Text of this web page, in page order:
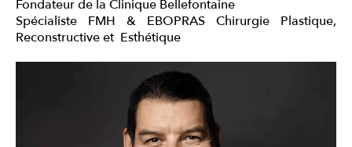
Fondateur de la Clinique Bellefontaine
Spécialiste FMH & EBOPRAS Chirurgie Plastique,
Reconstructive et Esthétique